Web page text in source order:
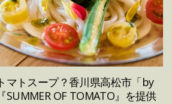
マトスープ？香川県高松市「by
SUMMER OF TOMATO』を提供